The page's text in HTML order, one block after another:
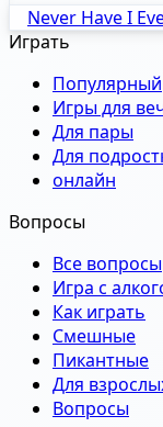
Never Have I
Играть
Популярный
Игры для
Для пары
Для
онлайн
Вопросы
Все вопросы
Игра с
Как играть
Смешные
Пикантные
Для
Вопросы